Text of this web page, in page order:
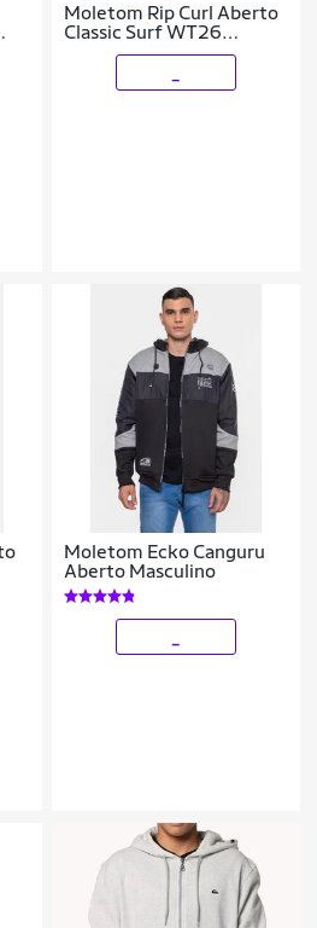
Moletom Rip Curl Aberto
Classic Surf WT26
Masculino
Moletom Ecko Canguru
Aberto Masculino